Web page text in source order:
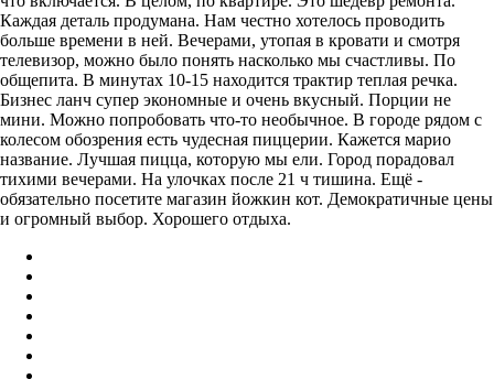
Каждая деталь продумана. Нам честно хотелось проводить
больше времени в ней. Вечерами, утопая в кровати и смотря
телевизор, можно было понять насколько мы счастливы. По
общепита. В минутах 10-15 находится трактир теплая речка.
Бизнес ланч супер экономные и очень вкусный. Порции не
мини. Можно попробовать что-то необычное. В городе рядом с
колесом обозрения есть чудесная пиццерии. Кажется марио
название. Лучшая пицца, которую мы ели. Город порадовал
тихими вечерами. На улочках после 21 ч тишина. Ещё -
обязательно посетите магазин йожкин кот. Демократичные цены
и огромный выбор. Хорошего отдыха.